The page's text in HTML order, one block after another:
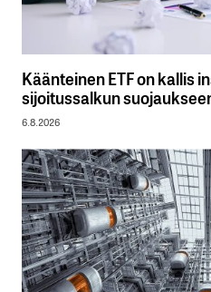
Käänteinen ETF on kallis
sijoitussalkun
6.8.2026